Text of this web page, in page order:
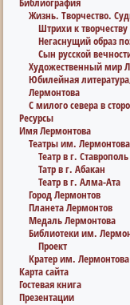
Жизнь. Творчество.
Штрихи к
Негаснущий образ
Сын русской
Художественный мир
Юбилейная
Лермонтова
С милого севера в
Ресурсы
Имя Лермонтова
Театры им. Лермонтова
Театр в г. Ставрополь
Татр в г. Абакан
Театр в г. Алма-Ата
Город Лермонтов
Планета Лермонтов
Медаль Лермонтова
Библиотеки им.
Проект
Кратер им.
Карта сайта
Гостевая книга
Презентации